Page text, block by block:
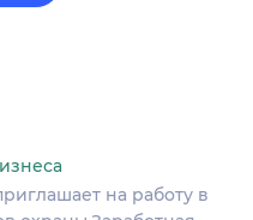
на работу в